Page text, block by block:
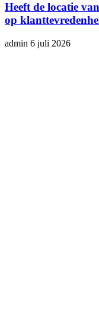
Heeft de locatie
op
admin 6 juli 2026